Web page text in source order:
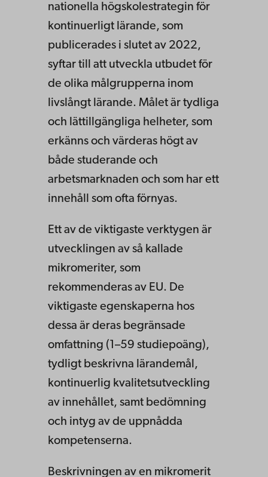
nationella högskolestrategin för
kontinuerligt lärande, som
publicerades i slutet av 2022,
syftar till att utveckla utbudet för
de olika målgrupperna inom
livslångt lärande. Målet är tydliga
och lättillgängliga helheter, som
erkänns och värderas högt av
både studerande och
arbetsmarknaden och som har ett
innehåll som ofta förnyas.
Ett av de viktigaste verktygen är
utvecklingen av så kallade
mikromeriter, som
rekommenderas av EU. De
viktigaste egenskaperna hos
dessa är deras begränsade
omfattning (1–59 studiepoäng),
tydligt beskrivna lärandemål,
kontinuerlig kvalitetsutveckling
av innehållet, samt bedömning
och intyg av de uppnådda
kompetenserna.
Beskrivningen av en mikromerit